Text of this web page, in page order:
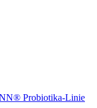
Probiotika-Linie